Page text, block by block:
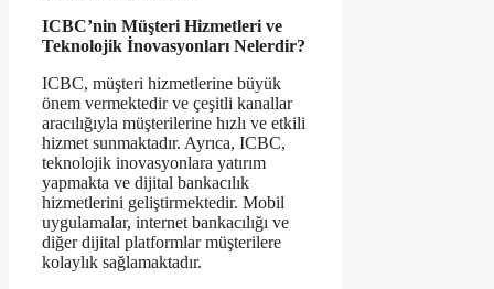
ICBC’nin Müşteri Hizmetleri ve
Teknolojik İnovasyonları Nelerdir?
ICBC, müşteri hizmetlerine büyük
önem vermektedir ve çeşitli kanallar
aracılığıyla müşterilerine hızlı ve etkili
hizmet sunmaktadır. Ayrıca, ICBC,
teknolojik inovasyonlara yatırım
yapmakta ve dijital bankacılık
hizmetlerini geliştirmektedir. Mobil
uygulamalar, internet bankacılığı ve
diğer dijital platformlar müşterilere
kolaylık sağlamaktadır.